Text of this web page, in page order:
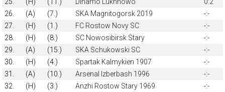
26.
(A) (7.) SKA Magnitogorsk 2019
-:-
27.
(H) (1.) FC Rostow Novy SC
-:-
28.
(H) (8.) SC Nowosibirsk Stary
-:-
29.
(A) (15.) SKA Schukowski SC
-:-
30.
(H) (4.) Spartak Kalmykien 1907
-:-
31.
(A) (10.) Arsenal Izberbash 1996
-:-
32.
(H) (3.) Anzhi Rostow Stary 1969
-:-